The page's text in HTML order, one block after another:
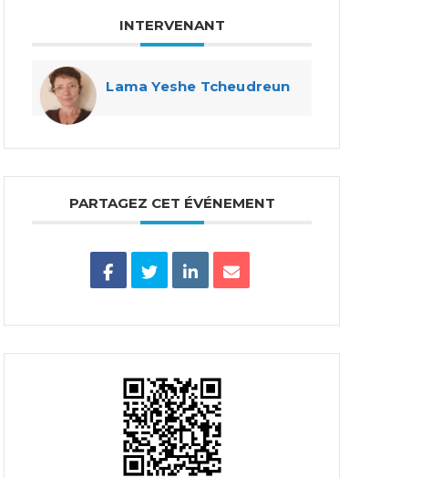
INTERVENANT
Lama Yeshe Tcheudreun
PARTAGEZ CET ÉVÉNEMENT